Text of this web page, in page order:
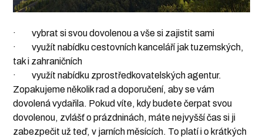
· vybrat si svou dovolenou a vše si zajistit sami
· využít nabídku cestovních kanceláří jak tuzemských,
tak i zahraničních
· využít nabídku zprostředkovatelských agentur.
Zopakujeme několik rad a doporučení, aby se vám
dovolená vydařila. Pokud víte, kdy budete čerpat svou
dovolenou, zvlášť o prázdninách, máte nejvyšší čas si ji
zabezpečit už teď, v jarních měsících. To platí i o krátkých